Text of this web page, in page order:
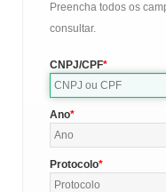
Preencha todos os
consultar.
CNPJ/CPF
Ano
Protocolo